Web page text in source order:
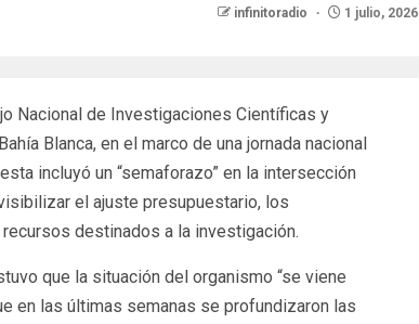
infinitoradio 1 julio, 2026
Nacional de Investigaciones Científicas y
Blanca, en el marco de una jornada nacional
incluyó un “semaforazo” en la intersección
el ajuste presupuestario, los
destinados a la investigación.
que la situación del organismo “se viene
en las últimas semanas se profundizaron las